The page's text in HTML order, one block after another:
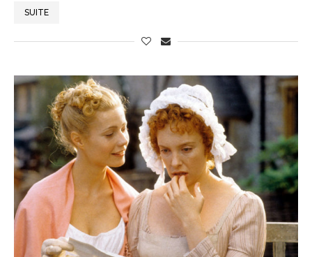
SUITE